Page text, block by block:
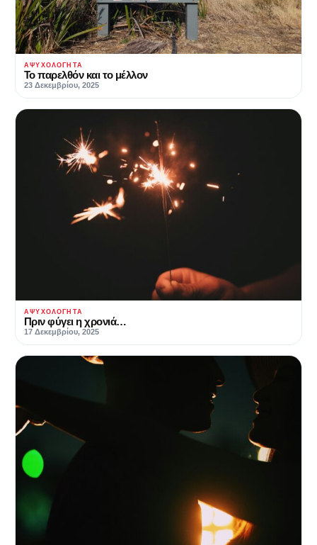
ΑΨΥΧΟΛΌΓΗΤΑ
Το παρελθόν και το μέλλον
23 Δεκεμβρίου, 2025
ΑΨΥΧΟΛΌΓΗΤΑ
Πριν φύγει η χρονιά…
17 Δεκεμβρίου, 2025